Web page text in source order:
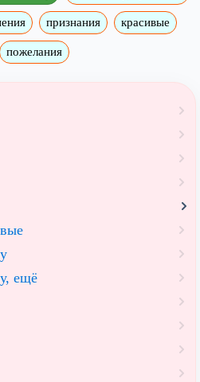
признания красивые
пожелания
ещё